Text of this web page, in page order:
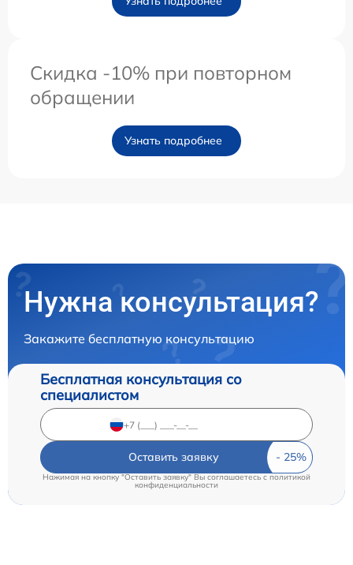
Скидка -10% при повторном
обращении
Узнать подробнее
Нужна консультация?
Закажите бесплатную консультацию
Бесплатная консультация со
специалистом
Оставить заявку
Нажимая на кнопку "Оставить заявку" Вы соглашаетесь cполитикой
конфиденциальности